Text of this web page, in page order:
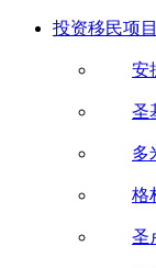
投资移民项目
安
圣
多
格
圣